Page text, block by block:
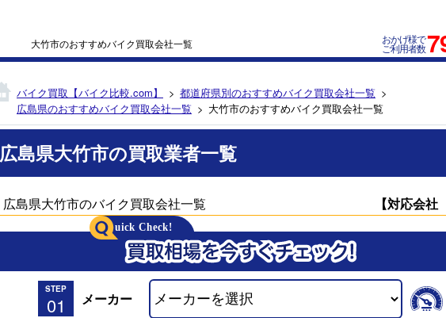
大竹市のおすすめバイク買取会社一覧 おかげ様で
ご利用者数
バイク買取【バイク比較.com】
都道府県別のおすすめバイク買取会社一覧
広島県のおすすめバイク買取会社一覧
大竹市のおすすめバイク買取会社一覧
広島県大竹市の買取業者一覧
広島県大竹市のバイク買取会社一覧 【対応会社
STEP
01 メーカー